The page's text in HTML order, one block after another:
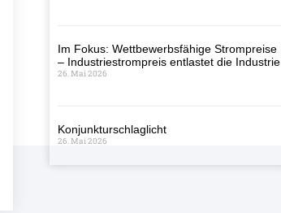
Im Fokus: Wettbewerbsfähige Strompreise
– Industriestrompreis entlastet die Industrie
26. Mai 2026
Konjunkturschlaglicht
26. Mai 2026